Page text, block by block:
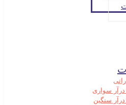
سواری
سنگین